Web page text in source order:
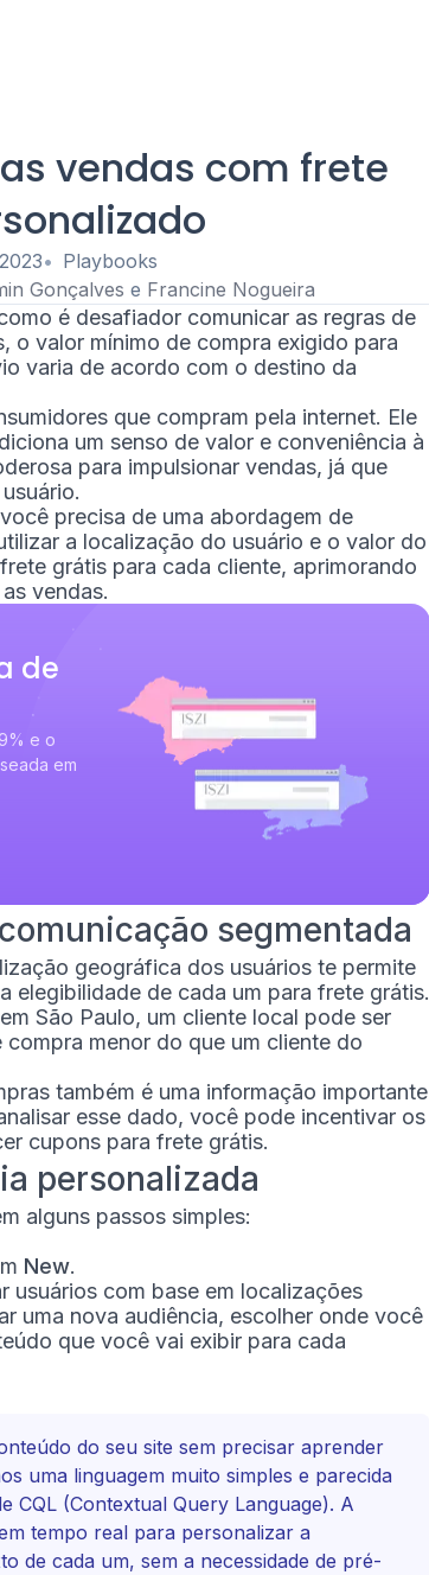
vendas com frete
Playbooks
Gonçalves e Francine Nogueira
é desafiador comunicar as regras de
o valor mínimo de compra exigido para
varia de acordo com o destino da
que compram pela internet. Ele
um senso de valor e conveniência à
para impulsionar vendas, já que
precisa de uma abordagem de
a localização do usuário e o valor do
grátis para cada cliente, aprimorando
vendas.
de
e o
em
segmentada
geográfica dos usuários te permite
elegibilidade de cada um para frete grátis.
São Paulo, um cliente local pode ser
menor do que um cliente do
também é uma informação importante
esse dado, você pode incentivar os
cupons para frete grátis.
personalizada
alguns passos simples:
New.
usuários com base em localizações
uma nova audiência, escolher onde você
que você vai exibir para cada
do seu site sem precisar aprender
uma linguagem muito simples e parecida
CQL (Contextual Query Language). A
tempo real para personalizar a
de cada um, sem a necessidade de pré-